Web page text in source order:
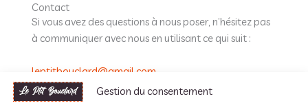
Gestion du consentement
Contact
Si vous avez des questions à nous poser, n’hésitez pas
à communiquer avec nous en utilisant ce qui suit :
leptitbouclard@gmail.com
173 Rue de la Margande, 74270 Frangy, FRANCE